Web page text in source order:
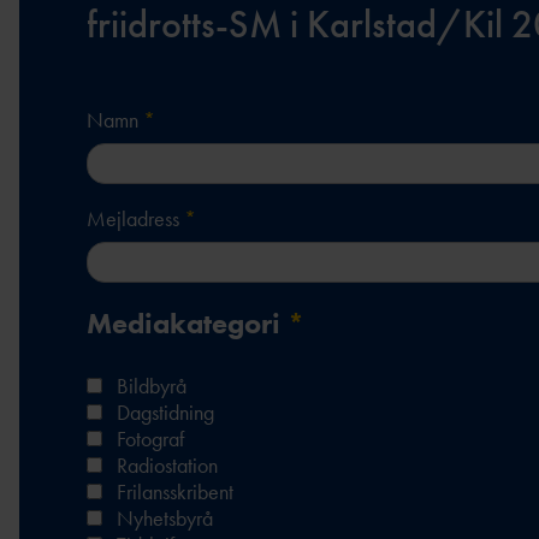
friidrotts-SM i Karlstad/Kil
Namn *
Mejladress *
Mediakategori *
Bildbyrå
Dagstidning
Fotograf
Radiostation
Frilansskribent
Nyhetsbyrå